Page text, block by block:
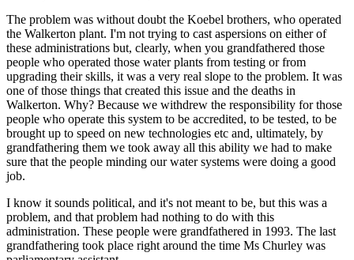
The problem was without doubt the Koebel brothers, who operated
the Walkerton plant. I'm not trying to cast aspersions on either of
these administrations but, clearly, when you grandfathered those
people who operated those water plants from testing or from
upgrading their skills, it was a very real slope to the problem. It was
one of those things that created this issue and the deaths in
Walkerton. Why? Because we withdrew the responsibility for those
people who operate this system to be accredited, to be tested, to be
brought up to speed on new technologies etc and, ultimately, by
grandfathering them we took away all this ability we had to make
sure that the people minding our water systems were doing a good
job.
I know it sounds political, and it's not meant to be, but this was a
problem, and that problem had nothing to do with this
administration. These people were grandfathered in 1993. The last
grandfathering took place right around the time Ms Churley was